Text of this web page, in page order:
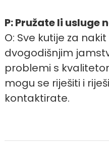
P: Pružate li usluge
O: Sve kutije za
dvogodišnjim
problemi s
mogu se riješiti i
kontaktirate.